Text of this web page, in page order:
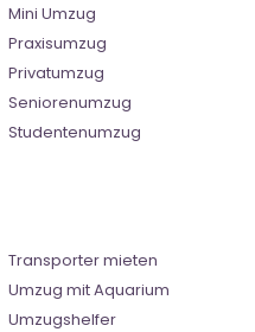
Mini Umzug
Praxisumzug
Privatumzug
Seniorenumzug
Studentenumzug
Transporter mieten
Umzug mit Aquarium
Umzugshelfer